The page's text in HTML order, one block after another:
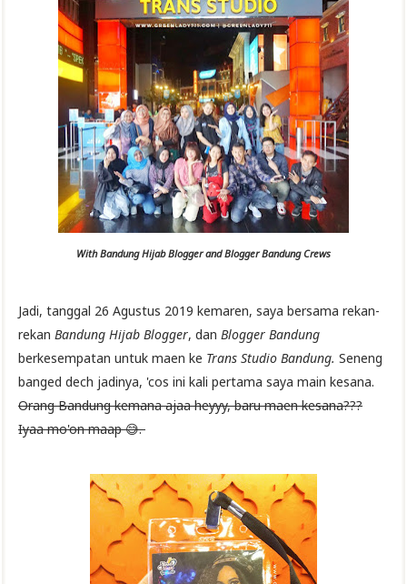
With Bandung Hijab Blogger and Blogger Bandung Crews
Jadi, tanggal 26 Agustus 2019 kemaren, saya bersama rekan-
rekan Bandung Hijab Blogger, dan Blogger Bandung
berkesempatan untuk maen ke Trans Studio Bandung. Seneng
banged dech jadinya, 'cos ini kali pertama saya main kesana.
Orang Bandung kemana ajaa heyyy, baru maen kesana???
Iyaa mo'on maap 😅.